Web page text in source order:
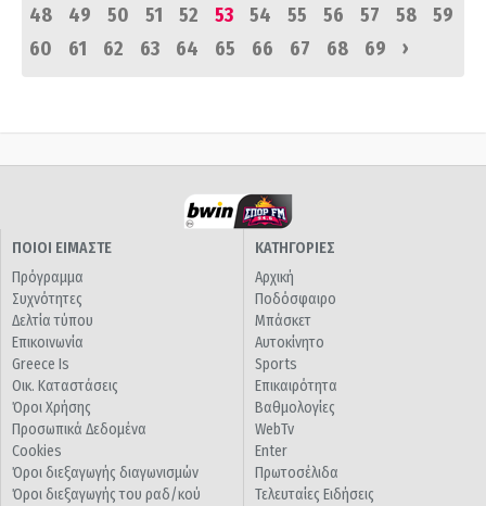
48
49 50 51 52 53 54 55 56 57 58
59
60
61 62 63 64 65 66 67 68 69 ›
ΠΟΙΟΙ ΕΙΜΑΣΤΕ
Πρόγραμμα
Συχνότητες
Δελτία τύπου
Επικοινωνία
Greece Is
Οικ. Καταστάσεις
Όροι Χρήσης
Προσωπικά Δεδομένα
Cookies
Όροι διεξαγωγής διαγωνισμών
Όροι διεξαγωγής του ραδ/κού
ΚΑΤΗΓΟΡΙΕΣ
Αρχική
Ποδόσφαιρο
Μπάσκετ
Αυτοκίνητο
Sports
Επικαιρότητα
Βαθμολογίες
WebTv
Enter
Πρωτοσέλιδα
Τελευταίες Ειδήσεις